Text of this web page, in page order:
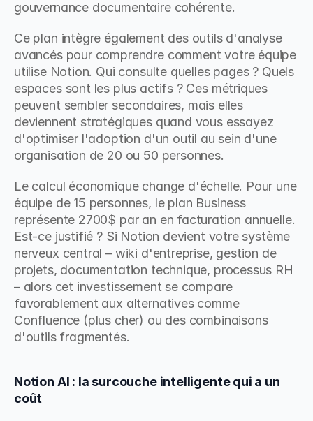
gouvernance documentaire cohérente.
Ce plan intègre également des outils d'analyse
avancés pour comprendre comment votre équipe
utilise Notion. Qui consulte quelles pages ? Quels
espaces sont les plus actifs ? Ces métriques
peuvent sembler secondaires, mais elles
deviennent stratégiques quand vous essayez
d'optimiser l'adoption d'un outil au sein d'une
organisation de 20 ou 50 personnes.
Le calcul économique change d'échelle. Pour une
équipe de 15 personnes, le plan Business
représente 2700$ par an en facturation annuelle.
Est-ce justifié ? Si Notion devient votre système
nerveux central – wiki d'entreprise, gestion de
projets, documentation technique, processus RH
– alors cet investissement se compare
favorablement aux alternatives comme
Confluence (plus cher) ou des combinaisons
d'outils fragmentés.
Notion AI : la surcouche intelligente qui a un
coût